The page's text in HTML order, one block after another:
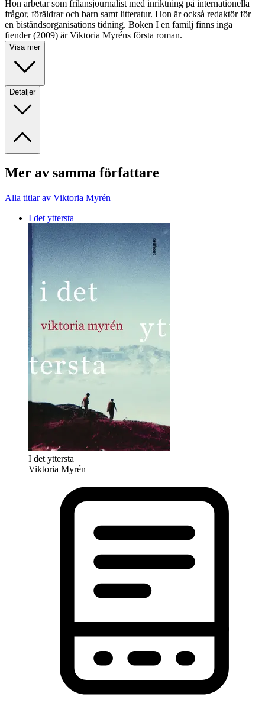
Hon arbetar som frilansjournalist med inriktning på internationella
frågor, föräldrar och barn samt litteratur. Hon är också redaktör för
en biståndsorganisations tidning. Boken I en familj finns inga
fiender (2009) är Viktoria Myréns första roman.
Visa mer
Detaljer
Mer av samma författare
Alla titlar av Viktoria Myrén
I det yttersta
I det yttersta
Viktoria Myrén